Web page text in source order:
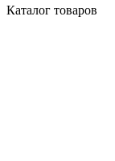
Каталог товаров